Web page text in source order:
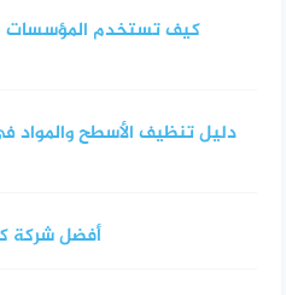
كيف تستخدم المؤسسات
دليل تنظيف الأسطح والمواد
أفضل شركة